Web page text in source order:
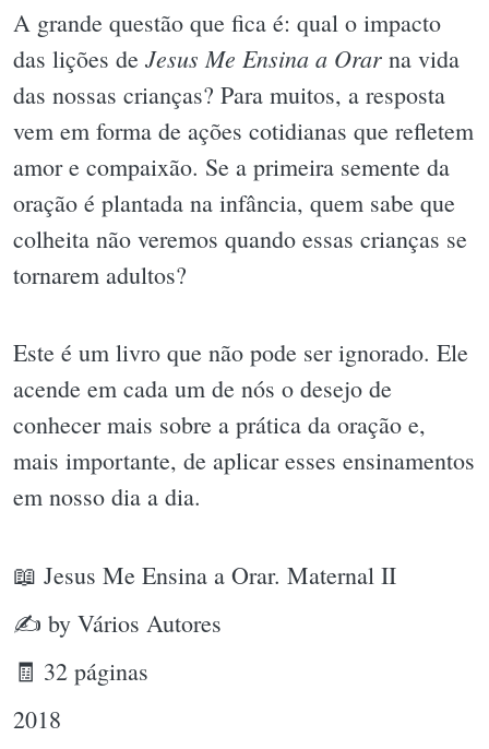
A grande questão que fica é: qual o impacto
das lições de Jesus Me Ensina a Orar na vida
das nossas crianças? Para muitos, a resposta
vem em forma de ações cotidianas que refletem
amor e compaixão. Se a primeira semente da
oração é plantada na infância, quem sabe que
colheita não veremos quando essas crianças se
tornarem adultos?
Este é um livro que não pode ser ignorado. Ele
acende em cada um de nós o desejo de
conhecer mais sobre a prática da oração e,
mais importante, de aplicar esses ensinamentos
em nosso dia a dia.
📖 Jesus Me Ensina a Orar. Maternal II
✍ by Vários Autores
🧾 32 páginas
2018